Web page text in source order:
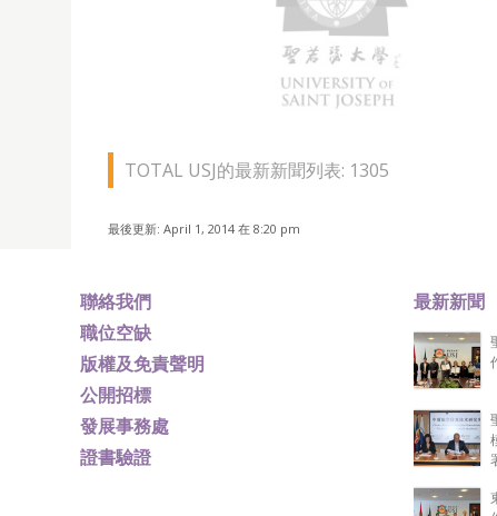
聖若瑟大學組織學生參與種植紅樹林
聖若瑟大學環保委員會與科學及環境研究所（ISE
人員、行政人員以及聖大學生參加氹仔沿岸種植紅
TOTAL USJ的最新新聞列表: 1305
最後更新: April 1, 2014 在 8:20 pm
聯絡我們
職位空缺
版權及免責聲明
公開招標
發展事務處
證書驗證
最新新聞